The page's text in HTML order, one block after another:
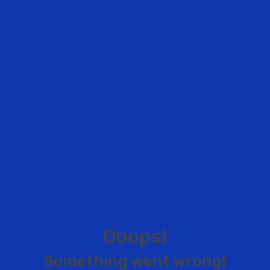
Ooops!
Something went wrong!